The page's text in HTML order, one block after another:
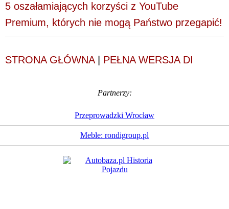
5 oszałamiających korzyści z YouTube
Premium, których nie mogą Państwo przegapić!
STRONA GŁÓWNA| PEŁNA WERSJA DI
Partnerzy:
Przeprowadzki Wrocław
Meble: rondigroup.pl